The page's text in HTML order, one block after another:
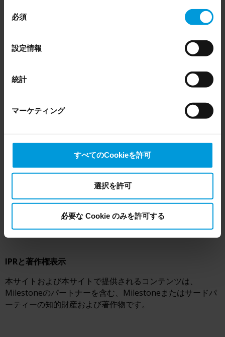
いつでも同意を撤回できます。
agreements and model clauses with our third-party
providers’ European entities, we shall inform you that the
that, from an EU perspective (please see latest status
), for US owned companies (such as Microsoft and
the US, as they may possibly be required to give data
transfers your personal data to the US either based on
your consent, and for Microsoft also based on
Milestone’s legitimate interest. Please click ‘Show details’
for more information.
必須
設定情報
統計
マーケティング
すべてのCookieを許可
選択を許可
必要な Cookie のみを許可する
Milestoneは、契約書で書面にて別段明示されている場合を
除き、Milestoneにより「認証済み」と指定されているか否
ません。アプリケーション、ハードウェア、またはサービ
スがMilestoneにより「認証」されている場合、それは、
た特定の活用事例を想定してMilestoneがアプリケーション
またはデバイスのマニュアルをレビューし、当該マニュア
ルに基づきMilestoneが把握する範囲でMilestoneのVMSで
動作することを意味します。
本サイト上のサードパーティーのアプリケーション、ハー
ドウェア、サービスはあなたの地域で利用できない
Milestoneの製品、プログラム、サービスを参照または相互
参照する場合があります。そのような参照は、ソフトウェ
ア、ハードウェアのいずれであっても、Milestoneが製品、
プログラム、サービスをあなたの地域で入手可能にするこ
とを計画していることを暗示するものではありません。
IPRと著作権表示
本サイトおよび本サイトで提供されるコンテンツは、
Milestoneのパートナーを含む、Milestoneまたはサードパ
ーティーの知的財産および著作物です。